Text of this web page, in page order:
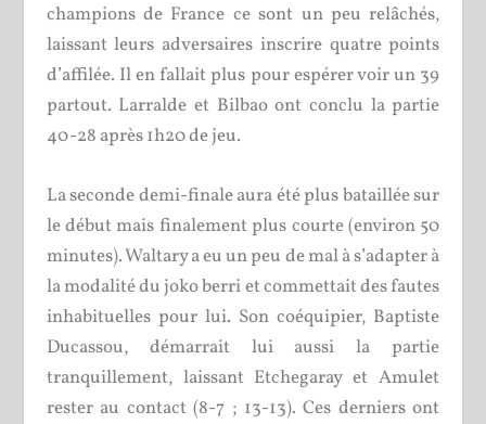
champions de France ce sont un peu relâchés,
laissant leurs adversaires inscrire quatre points
d’affilée. Il en fallait plus pour espérer voir un 39
partout. Larralde et Bilbao ont conclu la partie
40-28 après 1h20 de jeu.
La seconde demi-finale aura été plus bataillée sur
le début mais finalement plus courte (environ 50
minutes). Waltary a eu un peu de mal à s’adapter à
la modalité du joko berri et commettait des fautes
inhabituelles pour lui. Son coéquipier, Baptiste
Ducassou, démarrait lui aussi la partie
tranquillement, laissant Etchegaray et Amulet
rester au contact (8-7 ; 13-13). Ces derniers ont